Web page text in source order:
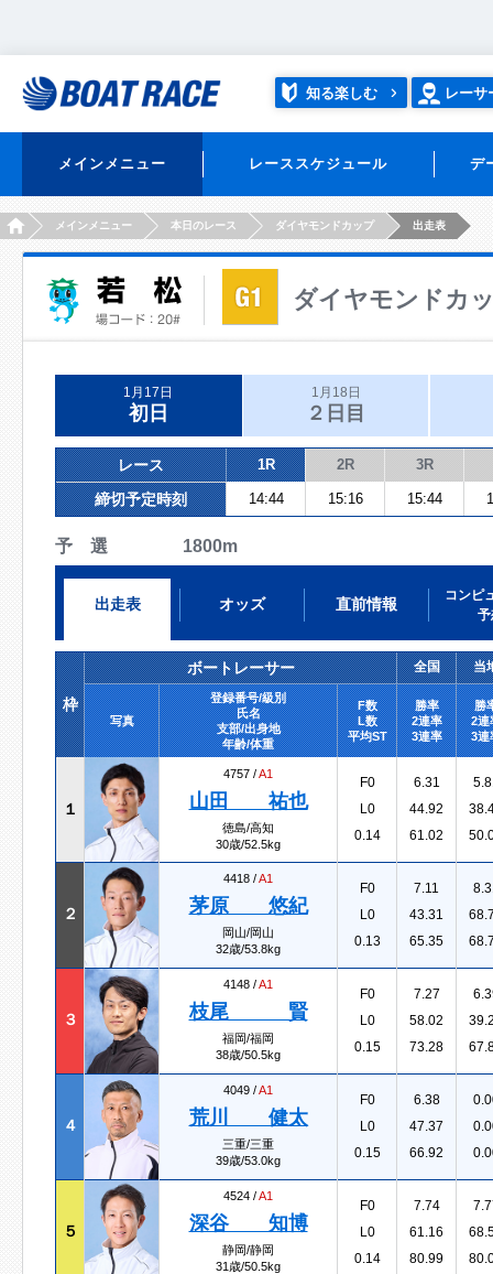
知る楽しむ レーサ
メインメニュー レーススケジュール デ
HOMEメインメニュー 本日のレース ダイヤモンドカップ 出走表
ダイヤモンドカ
1月17日
初日
1月18日
２日目
レース 1R 2R 3R
締切予定時刻 14:44 15:16 15:44
予 選 1800m
出走表 オッズ 直前情報
コンピ
予
枠
ボートレーサー 全国 当
写真
登録番号/級別
氏名
支部/出身地
年齢/体重
F数
L数
平均ST
勝率
2連率
3連率
勝
2連
3連
１
4757 /A1
山田 祐也
徳島/高知
30歳/52.5kg
F0
L0
0.14
6.31
44.92
61.02
２
4418 /A1
茅原 悠紀
岡山/岡山
32歳/53.8kg
F0
L0
0.13
7.11
43.31
65.35
３
4148 /A1
枝尾 賢
福岡/福岡
38歳/50.5kg
F0
L0
0.15
7.27
58.02
73.28
４
4049 /A1
荒川 健太
三重/三重
39歳/53.0kg
F0
L0
0.15
6.38
47.37
66.92
５
4524 /A1
深谷 知博
静岡/静岡
31歳/50.5kg
F0
L0
0.14
7.74
61.16
80.99